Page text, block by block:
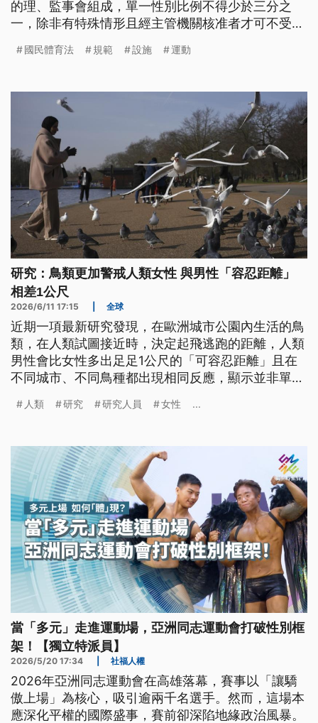
的理、監事會組成，單一性別比例不得少於三分之
一，除非有特殊情形且經主管機關核准者才可不受此
保障民眾使用時若發生意外時的相關權益。
國民體育法 規範 設施 運動
研究：鳥類更加警戒人類女性 與男性「容忍距離」
相差1公尺
2026/6/11 17:15 全球
近期一項最新研究發現，在歐洲城市公園內生活的鳥
類，在人類試圖接近時，決定起飛逃跑的距離，人類
男性會比女性多出足足1公尺的「可容忍距離」且在
不同城市、不同鳥種都出現相同反應，顯示並非單一
人類 研究 研究人員 女性 ...
當「多元」走進運動場，亞洲同志運動會打破性別框
架！【獨立特派員】
2026/5/20 17:34 社福人權
2026年亞洲同志運動會在高雄落幕，賽事以「讓驕
傲上場」為核心，吸引逾兩千名選手。然而，這場本
應深化平權的國際盛事，賽前卻深陷地緣政治風暴。